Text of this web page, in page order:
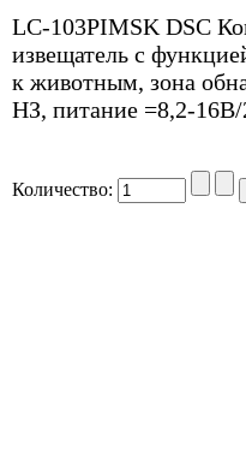
LC-103PIMSK DSC
извещатель с
к животным, зона
НЗ, питание =8,2-
Количество: